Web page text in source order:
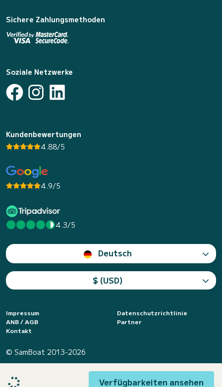
Verfügbarkeiten ansehen
Sichere Zahlungsmethoden
Soziale Netzwerke
Kundenbewertungen
4.88/5
4.9/5
4.3/5
Deutsch
$ (USD)
Impressum
Datenschutzrichtlinie
ANB / AGB
Partner
Kontakt
© SamBoat 2013-2026